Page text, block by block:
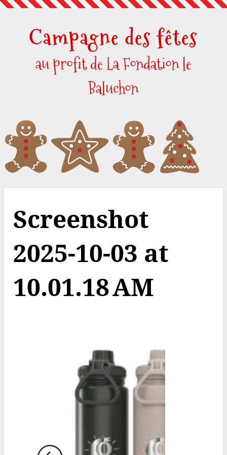
Skip
contentCampagne des fêtes
au profit de La Fondation le
Baluchon
Screenshot
2025-10-03 at
10.01.18 AM